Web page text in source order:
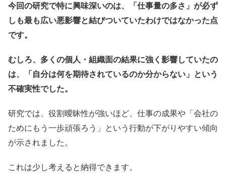
今回の研究で特に興味深いのは、「仕事量の多さ」が必ず
しも最も広い悪影響と結びついていたわけではなかった点
です。
むしろ、多くの個人・組織面の結果に強く影響していたの
は、「自分は何を期待されているのか分からない」という
不確実性でした。
研究では、役割曖昧性が強いほど、仕事の成果や「会社の
ためにもう一歩頑張ろう」という行動が下がりやすい傾向
が示されました。
これは少し考えると納得できます。